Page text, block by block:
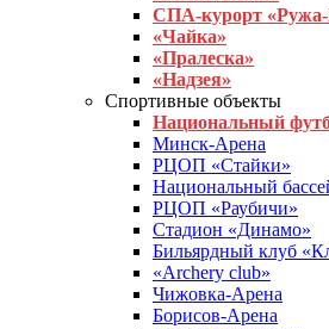
СПА-курорт «Ружа-
«Чайка»
«Пралеска»
«Надзея»
Спортивные объекты
Национальный
Минск-Арена
РЦОП «Стайки»
Национальный
РЦОП «Раубичи»
Стадион «Динамо»
Бильярдный клуб
«Archery club»
Чижовка-Арена
Борисов-Арена